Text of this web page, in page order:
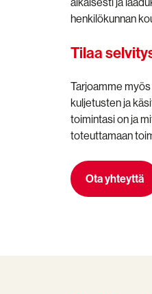
henkilökunnan
Tilaa
Tarjoamme
kuljetusten ja
toimintasi on ja
toteuttamaan
Ota yhteyttä